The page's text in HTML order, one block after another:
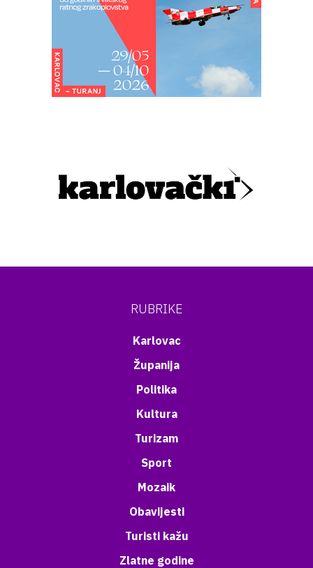
RUBRIKE
Karlovac
Županija
Politika
Kultura
Turizam
Sport
Mozaik
Obavijesti
Turisti kažu
Zlatne godine